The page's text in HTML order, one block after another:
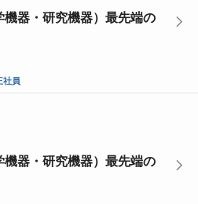
機器・研究機器）最先端の
社員
機器・研究機器）最先端の